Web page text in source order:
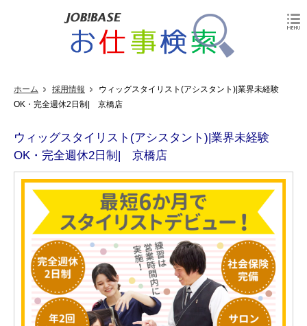
ホーム 採用情報
ウィッグスタイリスト(アシスタント)|業界未経験
OK・完全週休2日制| 京橋店
ウィッグスタイリスト(アシスタント)|業界未経験
OK・完全週休2日制| 京橋店